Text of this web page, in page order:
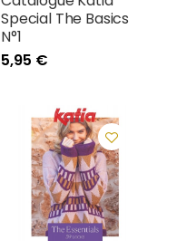
Special The Basics
N°1
5,95 €